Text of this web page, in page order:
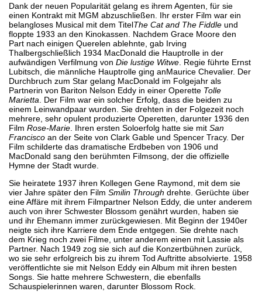
Dank der neuen Popularität gelang es ihrem Agenten, für sie
einen Kontrakt mit MGM abzuschließen. Ihr erster Film war ein
belangloses Musical mit dem TitelThe Cat and The Fiddle und
floppte 1933 an den Kinokassen. Nachdem Grace Moore den
Part nach einigen Querelen ablehnte, gab Irving
Thalbergschließlich 1934 MacDonald die Hauptrolle in der
aufwändigen Verfilmung von Die lustige Witwe . Regie führte Ernst
Lubitsch, die männliche Hauptrolle ging anMaurice Chevalier. Der
Durchbruch zum Star gelang MacDonald im Folgejahr als
Partnerin von Bariton Nelson Eddy in einer Operette Tolle
Marietta . Der Film war ein solcher Erfolg, dass die beiden zu
einem Leinwandpaar wurden. Sie drehten in der Folgezeit noch
mehrere, sehr opulent produzierte Operetten, darunter 1936 den
Film Rose-Marie . Ihren ersten Soloerfolg hatte sie mit San
Francisco an der Seite von Clark Gable und Spencer Tracy. Der
Film schilderte das dramatische Erdbeben von 1906 und
MacDonald sang den berühmten Filmsong, der die offizielle
Hymne der Stadt wurde.
Sie heiratete 1937 ihren Kollegen Gene Raymond, mit dem sie
vier Jahre später den Film Smilin Through drehte. Gerüchte über
eine Affäre mit ihrem Filmpartner Nelson Eddy, die unter anderem
auch von ihrer Schwester Blossom genährt wurden, haben sie
und ihr Ehemann immer zurückgewiesen. Mit Beginn der 1940er
neigte sich ihre Karriere dem Ende entgegen. Sie drehte nach
dem Krieg noch zwei Filme, unter anderem einen mit Lassie als
Partner. Nach 1949 zog sie sich auf die Konzertbühnen zurück,
wo sie sehr erfolgreich bis zu ihrem Tod Auftritte absolvierte. 1958
veröffentlichte sie mit Nelson Eddy ein Album mit ihren besten
Songs. Sie hatte mehrere Schwestern, die ebenfalls
Schauspielerinnen waren, darunter Blossom Rock.